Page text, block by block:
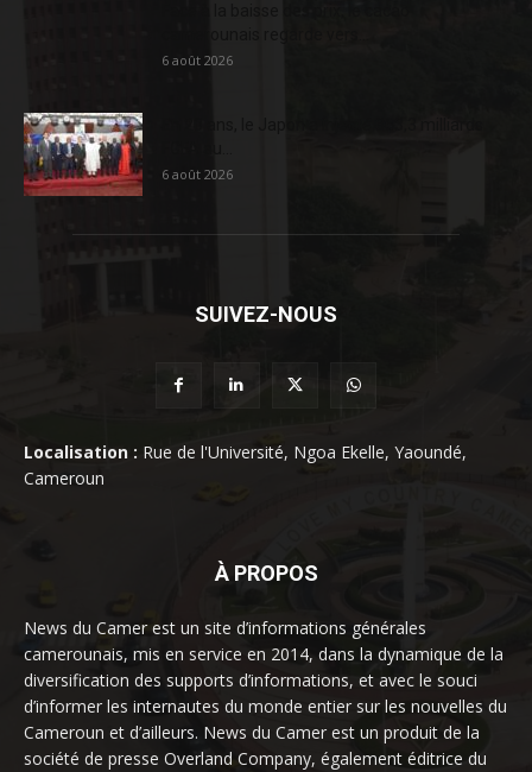
6 août 2026
6 août 2026
SUIVEZ-NOUS
Localisation : Rue de l'Université, Ngoa Ekelle, Yaoundé,
Cameroun
À PROPOS
News du Camer est un site d’informations générales
camerounais, mis en service en 2014, dans la dynamique de la
diversification des supports d’informations, et avec le souci
d’informer les internautes du monde entier sur les nouvelles du
Cameroun et d’ailleurs. News du Camer est un produit de la
société de presse Overland Company, également éditrice du